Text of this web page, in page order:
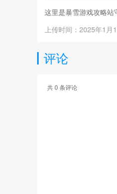
这里是暴雪游戏攻略
上传时间：2025年1月
评论
共0 条评论